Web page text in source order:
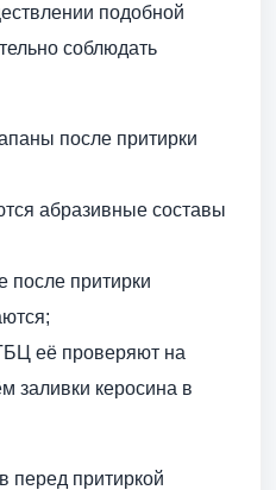
подобной
соблюдать
после притирки
абразивные составы
после притирки
её проверяют на
заливки керосина в
перед притиркой